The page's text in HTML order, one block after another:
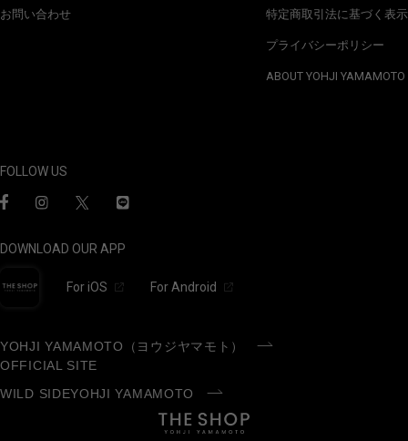
お問い合わせ 特定商取引法に基づく表示
プライバシーポリシー
ABOUT YOHJI YAMAMOTO
FOLLOW US
DOWNLOAD OUR APP
For iOS For Android
YOHJI YAMAMOTO（ヨウジヤマモト）
OFFICIAL SITE
WILD SIDEYOHJI YAMAMOTO